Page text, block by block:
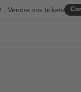
Vendre vos tickets